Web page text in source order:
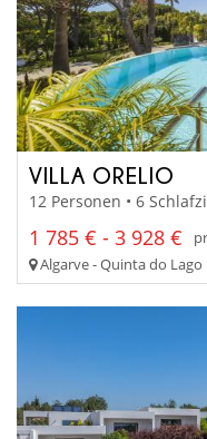
VILLA ORELIO
12 Personen • 6
1 785 € - 3 928 €
Algarve - Quinta do Lago